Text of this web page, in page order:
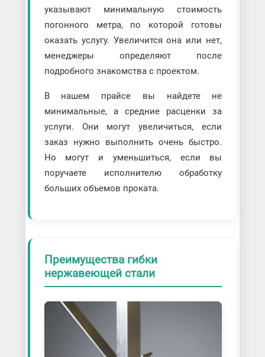
указывают минимальную стоимость
погонного метра, по которой готовы
оказать услугу. Увеличится она или нет,
менеджеры определяют после
подробного знакомства с проектом.
В нашем прайсе вы найдете не
минимальные, а средние расценки за
услуги. Они могут увеличиться, если
заказ нужно выполнить очень быстро.
Но могут и уменьшиться, если вы
поручаете исполнителю обработку
больших объемов проката.
Преимущества гибки
нержавеющей стали